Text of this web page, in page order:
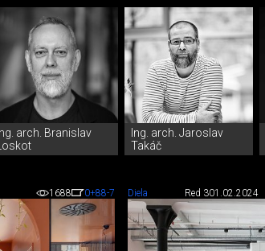
Ing. arch. Branislav
Loskot
Ing. arch. Jaroslav
Takáč
1688 0+88-7 Diela Red 301.02.2024